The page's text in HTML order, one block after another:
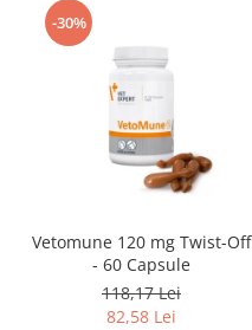
-30%
Vetomune 120 mg Twist-Off
- 60 Capsule
118,17 Lei
82,58 Lei